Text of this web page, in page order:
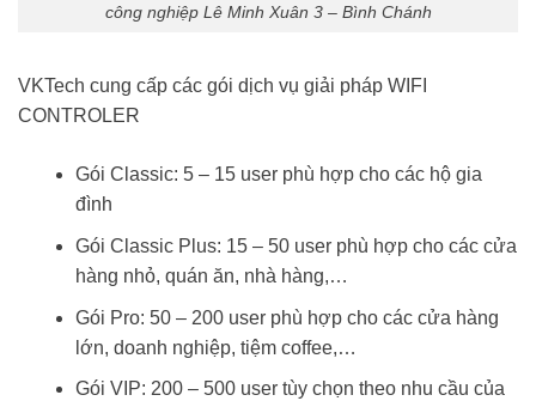
công nghiệp Lê Minh Xuân 3 – Bình Chánh
VKTech cung cấp các gói dịch vụ giải pháp WIFI
CONTROLER
Gói Classic: 5 – 15 user phù hợp cho các hộ gia
đình
Gói Classic Plus: 15 – 50 user phù hợp cho các cửa
hàng nhỏ, quán ăn, nhà hàng,…
Gói Pro: 50 – 200 user phù hợp cho các cửa hàng
lớn, doanh nghiệp, tiệm coffee,…
Gói VIP: 200 – 500 user tùy chọn theo nhu cầu của